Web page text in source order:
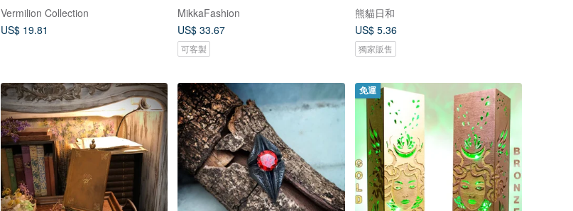
Vermilion Collection
US$ 19.81
MikkaFashion
US$ 33.67
可客製
熊貓日和
US$ 5.36
獨家販售
免運